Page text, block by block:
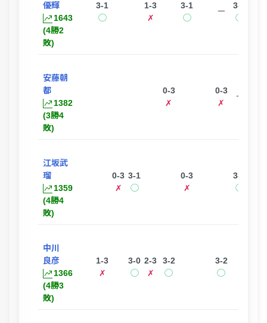
優輝
1643
(4勝2
敗)
3-1
◯
1-3
✗
3-1
◯
ー
3-0
◯
安藤朝
都
1382
(3勝4
敗)
0-3
✗
0-3
✗
ー
江坂武
瑠
1359
(4勝4
敗)
0-3
✗
3-1
◯
0-3
✗
3-1
◯
中川
良彦
1366
(4勝3
敗)
1-3
✗
3-0
◯
2-3
✗
3-2
◯
3-2
◯